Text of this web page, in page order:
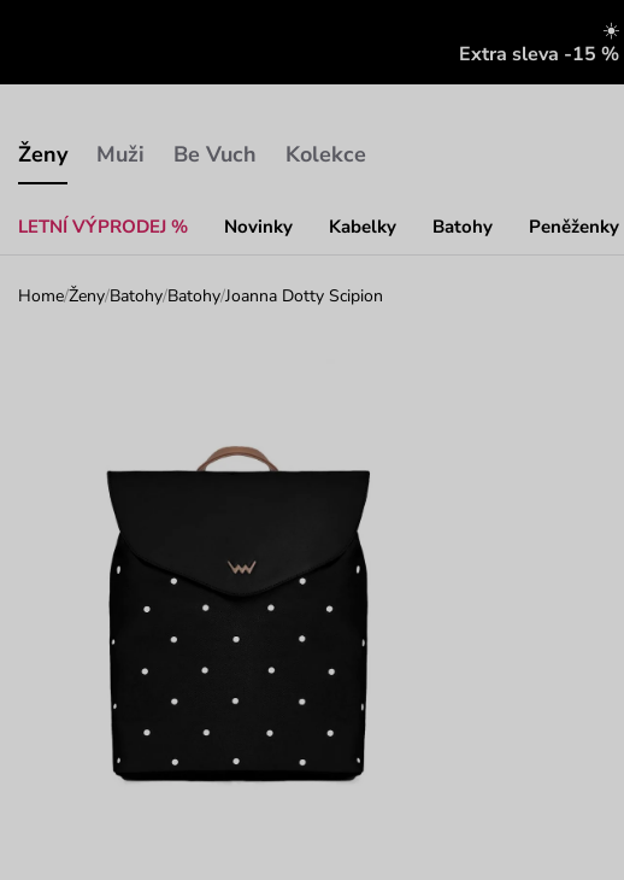
☀️
Extra sleva -15 %
Ženy
LETNÍ VÝPRODEJ % Novinky Kabelky Batohy Peněženky
Muži Be Vuch Kolekce
Home/Ženy/Batohy/Batohy/Joanna Dotty Scipion